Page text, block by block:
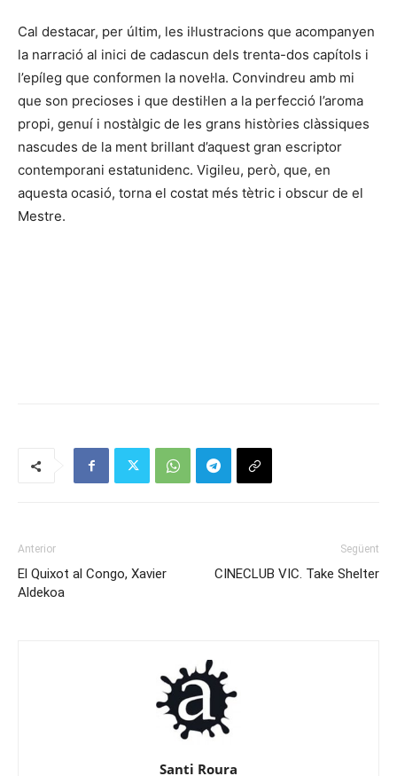
Cal destacar, per últim, les il·lustracions que acompanyen
la narració al inici de cadascun dels trenta-dos capítols i
l’epíleg que conformen la novel·la. Convindreu amb mi
que son precioses i que destil·len a la perfecció l’aroma
propi, genuí i nostàlgic de les grans històries clàssiques
nascudes de la ment brillant d’aquest gran escriptor
contemporani estatunidenc. Vigileu, però, que, en
aquesta ocasió, torna el costat més tètric i obscur de el
Mestre.
Anterior
El Quixot al Congo, Xavier
Aldekoa
Següent
CINECLUB VIC. Take Shelter
Santi Roura